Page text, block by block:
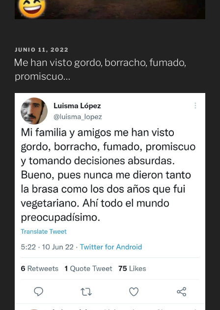
PUBLICADO
EL
JUNIO 11, 2022
Me han visto gordo, borracho, fumado,
promiscuo…